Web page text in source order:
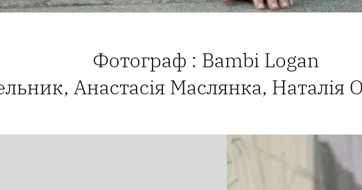
Фотограф : Bambi Logan
Анастасія Маслянка, Наталія